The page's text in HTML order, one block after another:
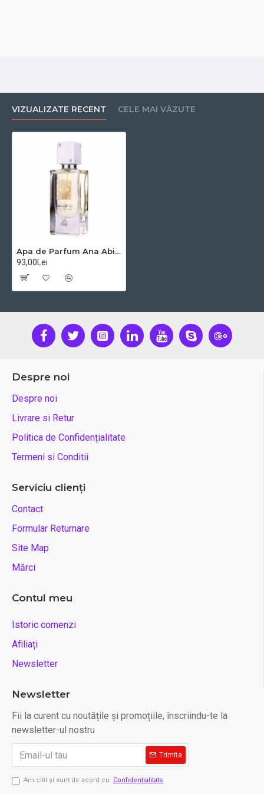
VIZUALIZATE RECENT CELE MAI VĂZUTE
Apa de Parfum Ana Abiyedh White, Lattafa, Femei - 60ml
93,00Lei
Despre noi
Despre noi
Livrare si Retur
Politica de Confidențialitate
Termeni si Conditii
Serviciu clienți
Contact
Formular Returnare
Site Map
Mărci
Contul meu
Istoric comenzi
Afiliați
Newsletter
Newsletter
Fii la curent cu noutățile și promoțiile, înscriindu-te la
newsletter-ul nostru
Trimite
Am citit şi sunt de acord cu Confidentialitate